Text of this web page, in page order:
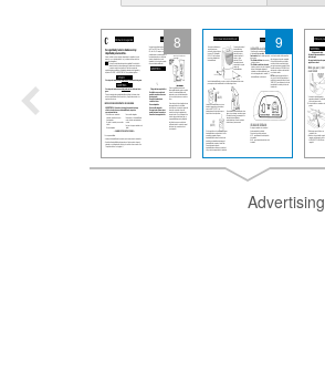
8 9
Advertising